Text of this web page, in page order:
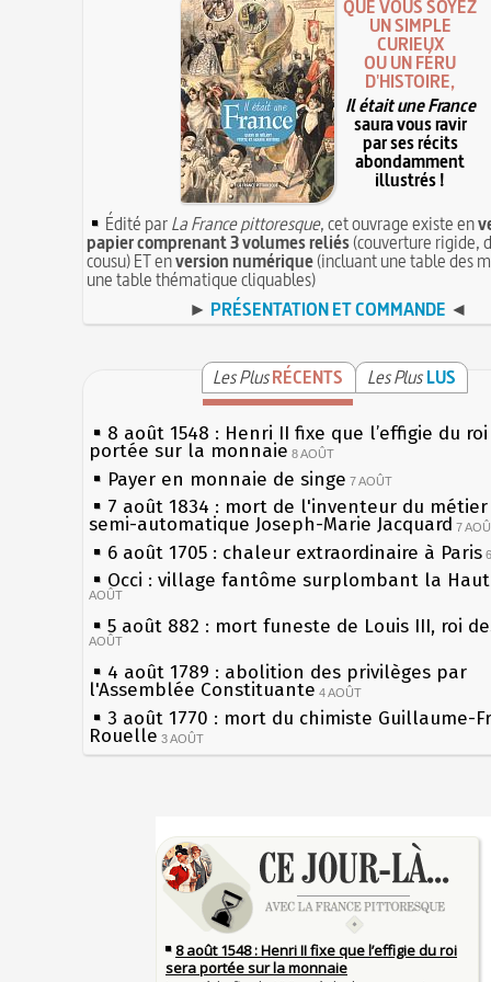
QUE VOUS SOYEZ
UN SIMPLE
CURIEUX
OU UN FÉRU
D'HISTOIRE,
Il était une France
saura vous ravir
par ses récits
abondamment
illustrés !
Édité parLa France pittoresque, cet ouvrage existe en
papier comprenant 3 volumes reliés(couverture rigide,
cousu) ET enversion numérique(incluant une table des
une table thématique cliquables)
► PRÉSENTATION ET COMMANDE ◄
Les PlusRÉCENTS Les Plus LUS
8 août 1548 : Henri II fixe que l’effigie du
portée sur la monnaie 8 AOÛT
Payer en monnaie de singe 7 AOÛT
7 août 1834 : mort de l'inventeur du
semi-automatique Joseph-Marie Jacquard 7
6 août 1705 : chaleur extraordinaire à Paris
Occi : village fantôme surplombant la
AOÛT
5 août 882 : mort funeste de Louis III, roi
AOÛT
4 août 1789 : abolition des privilèges par
l'Assemblée Constituante 4 AOÛT
3 août 1770 : mort du chimiste Guillaume-
Rouelle 3 AOÛT
Musée Jean de La Fontaine : réouverture
1er août 1589 : Henri III est poignardé à
par Jacques Clément, moine jacobin 1ER AOÛT
31 juillet 1899 : décret instaurant les
boîtes aux lettres en fonte de Léon Mougeot
30 juillet 1918 : mort d'Auguste Poulain,
Chocolat Poulain 30 JUILLET
les siècles
27 mai 1610 : supplice de François
du roi Henri IV
Pierre qui roule n'amasse pas mousse
Qui aime bien châtie bien
Tout vient à point à qui sait attendre